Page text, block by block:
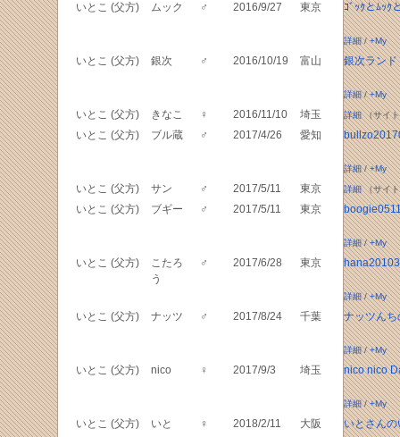
いとこ (父方) ムック ♂ 2016/9/27 東京 ｺﾞｯｸとﾑｯｸ
詳細/+My
いとこ (父方) 銀次 ♂ 2016/10/19 富山 銀次ランド
詳細/+My
いとこ (父方) きなこ ♀ 2016/11/10 埼玉 詳細（サイト
いとこ (父方) ブル蔵 ♂ 2017/4/26 愛知
詳細/+My
いとこ (父方) サン ♂ 2017/5/11 東京 詳細（サイト
いとこ (父方) ブギー ♂ 2017/5/11 東京
詳細/+My
いとこ (父方)
こたろ
う
♂ 2017/6/28 東京
詳細/+My
いとこ (父方) ナッツ ♂ 2017/8/24 千葉 ナッツんち
詳細/+My
いとこ (父方) nico ♀ 2017/9/3 埼玉 nico nico
詳細/+My
いとこ (父方) いと ♀ 2018/2/11 大阪 いとさんの